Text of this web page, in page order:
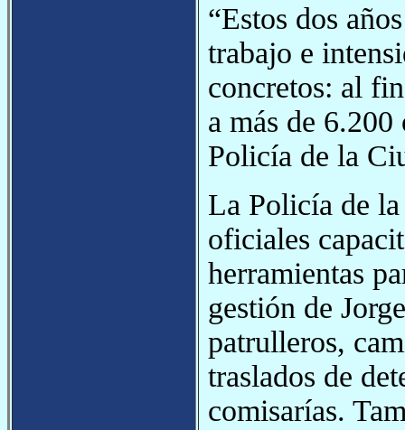
“Estos dos
trabajo e
concretos: al
a más de
Policía de la
La Policía de
oficiales
herramientas
gestión de
patrulleros,
traslados de
comisarías.